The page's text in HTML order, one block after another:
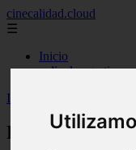
cinecalidad.cloud
☰
Inicio
peliculas-gratis
Inicio
Final De